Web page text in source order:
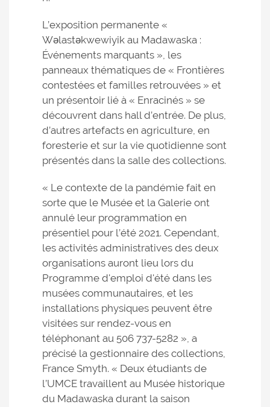
L’exposition permanente «
Wǝlastǝkwewiyik au Madawaska :
Événements marquants », les
panneaux thématiques de « Frontières
contestées et familles retrouvées » et
un présentoir lié à « Enracinés » se
découvrent dans hall d’entrée. De plus,
d’autres artefacts en agriculture, en
foresterie et sur la vie quotidienne sont
présentés dans la salle des collections.
« Le contexte de la pandémie fait en
sorte que le Musée et la Galerie ont
annulé leur programmation en
présentiel pour l’été 2021. Cependant,
les activités administratives des deux
organisations auront lieu lors du
Programme d'emploi d'été dans les
musées communautaires, et les
installations physiques peuvent être
visitées sur rendez-vous en
téléphonant au 506 737-5282 », a
précisé la gestionnaire des collections,
France Smyth. « Deux étudiants de
l’UMCE travaillent au Musée historique
du Madawaska durant la saison